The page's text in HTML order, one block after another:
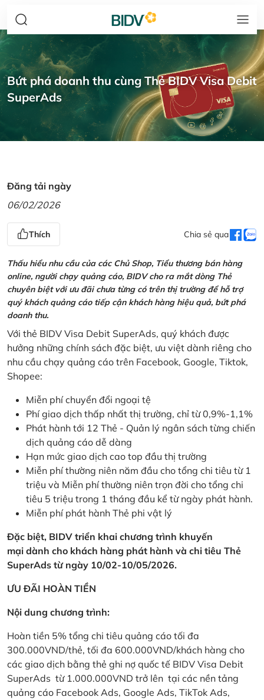
Bứt phá doanh thu cùng Thẻ BIDV Visa Debit
SuperAds
Đăng tải ngày
06/02/2026
Thích Chia sẻ qua
Thấu hiểu nhu cầu của các Chủ Shop, Tiểu thương bán hàng
online, người chạy quảng cáo, BIDV cho ra mắt dòng Thẻ
chuyên biệt với ưu đãi chưa từng có trên thị trường để hỗ trợ
quý khách quảng cáo tiếp cận khách hàng hiệu quả, bứt phá
doanh thu.
Với thẻ BIDV Visa Debit SuperAds, quý khách được
hưởng những chính sách đặc biệt, ưu việt dành riêng cho
nhu cầu chạy quảng cáo trên Facebook, Google, Tiktok,
Shopee:
Miễn phí chuyển đổi ngoại tệ
Phí giao dịch thấp nhất thị trường, chỉ từ 0,9%-1,1%
Phát hành tới 12 Thẻ - Quản lý ngân sách từng chiến
dịch quảng cáo dễ dàng
Hạn mức giao dịch cao top đầu thị trường
Miễn phí thường niên năm đầu cho tổng chi tiêu từ 1
triệu và Miễn phí thường niên trọn đời cho tổng chi
tiêu 5 triệu trong 1 tháng đầu kể từ ngày phát hành.
Miễn phí phát hành Thẻ phi vật lý
Đặc biệt, BIDV triển khai chương trình khuyến
mại dành cho khách hàng phát hành và chi tiêu Thẻ
SuperAds từ ngày 10/02-10/05/2026.
ƯU ĐÃI HOÀN TIỀN
Nội dung chương trình:
Hoàn tiền 5% tổng chi tiêu quảng cáo tối đa
300.000VND/thẻ, tối đa 600.000VND/khách hàng cho
các giao dịch bằng thẻ ghi nợ quốc tế BIDV Visa Debit
SuperAds từ 1.000.000VND trở lên tại các nền tảng
quảng cáo Facebook Ads, Google Ads, TikTok Ads,